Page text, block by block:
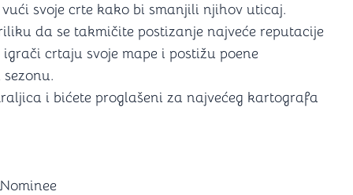
svoje crte kako bi smanjili njihov uticaj.
da se takmičite postizanje najveće reputacije
crtaju svoje mape i postižu poene
i bićete proglašeni za najvećeg kartografa